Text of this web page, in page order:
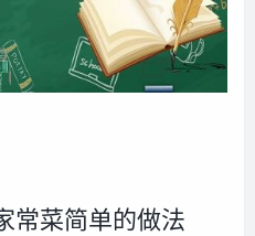
常菜简单的做法